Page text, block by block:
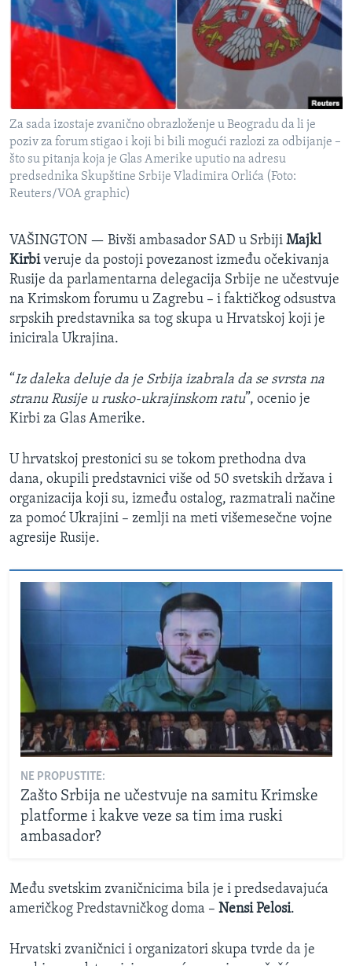
SPORT
INTERVJU
Za sada izostaje zvanično obrazloženje u Beogradu da li je
poziv za forum stigao i koji bi bili mogući razlozi za odbijanje –
što su pitanja koja je Glas Amerike uputio na adresu
predsednika Skupštine Srbije Vladimira Orlića (Foto:
Reuters/VOA graphic)
VAŠINGTON — Bivši ambasador SAD u Srbiji Majkl
Kirbiveruje da postoji povezanost između očekivanja
Rusije da parlamentarna delegacija Srbije ne učestvuje
na Krimskom forumu u Zagrebu – i faktičkog odsustva
srpskih predstavnika sa tog skupa u Hrvatskoj koji je
inicirala Ukrajina.
“Iz daleka deluje da je Srbija izabrala da se svrsta na
stranu Rusije u rusko-ukrajinskom ratu”, ocenio je
Kirbi za Glas Amerike.
U hrvatskoj prestonici su se tokom prethodna dva
dana, okupili predstavnici više od 50 svetskih država i
organizacija koji su, između ostalog, razmatrali načine
za pomoć Ukrajini – zemlji na meti višemesečne vojne
agresije Rusije.
NE PROPUSTITE:
Zašto Srbija ne učestvuje na samitu Krimske
platforme i kakve veze sa tim ima ruski
ambasador?
Među svetskim zvaničnicima bila je i predsedavajuća
američkog Predstavničkog doma – Nensi Pelosi.
Hrvatski zvaničnici i organizatori skupa tvrde da je